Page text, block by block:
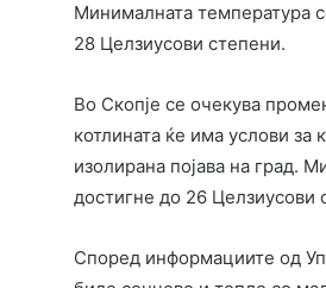
Минималната температура
28 Целзиусови степени.
Во Скопје се очекува
котлината ќе има услови
изолирана појава на град.
достигне до 26 Целзиусови
Според информациите од